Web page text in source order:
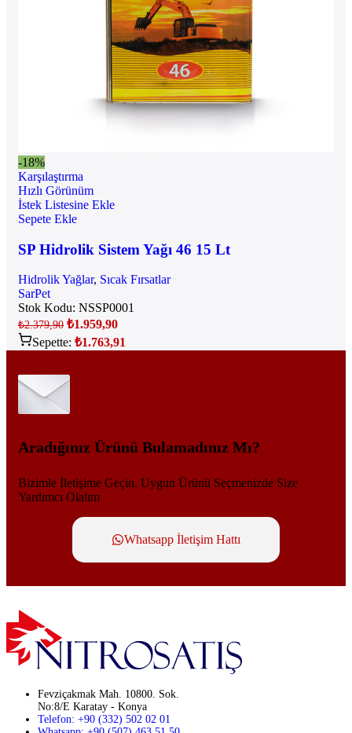
-18%
Karşılaştırma
Hızlı Görünüm
İstek Listesine Ekle
Sepete Ekle
SP Hidrolik Sistem Yağı 46 15 Lt
Hidrolik Yağlar, Sıcak Fırsatlar
SarPet
Stok Kodu: NSSP0001
₺2.379,90 ₺1.959,90
Sepette: ₺1.763,91
Aradığınız Ürünü Bulamadınız Mı?
Bizimle İletişime Geçin, Uygun Ürünü Seçmenizde Size
Yardımcı Olalım
Whatsapp İletişim Hattı
Fevziçakmak Mah. 10800. Sok.
No:8/E Karatay - Konya
Telefon: +90 (332) 502 02 01